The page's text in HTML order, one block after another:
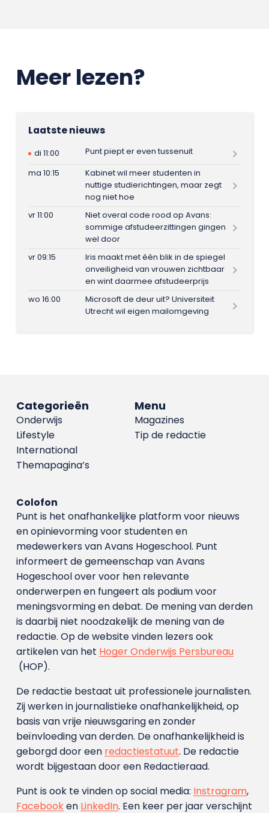
Meer lezen?
Laatste nieuws
di 11:00
Punt piept er even tussenuit
ma 10:15
Kabinet wil meer studenten in
nuttige studierichtingen, maar zegt
nog niet hoe
vr 11:00
Niet overal code rood op Avans:
sommige afstudeerzittingen gingen
wel door
vr 09:15
Iris maakt met één blik in de spiegel
onveiligheid van vrouwen zichtbaar
en wint daarmee afstudeerprijs
wo 16:00
Microsoft de deur uit? Universiteit
Utrecht wil eigen mailomgeving
Menu
Magazines
Tip de redactie
Categorieën
Onderwijs
Lifestyle
International
Themapagina’s
Colofon
Punt is het onafhankelijke platform voor nieuws
en opinievorming voor studenten en
medewerkers van Avans Hoge­school. Punt
informeert de gemeenschap van Avans
Hogeschool over voor hen relevante
onderwerpen en fungeert als podium voor
meningsvorming en debat. De mening van derden
is daarbij niet noodzakelijk de mening van de
redactie. Op de website vinden lezers ook
artikelen van het Hoger Onderwijs Persbureau
(HOP).
De redactie bestaat uit professionele journalisten.
Zij werken in journalistieke onafhankelijkheid, op
basis van vrije nieuwsgaring en zonder
beïnvloeding van derden. De onafhankelijkheid is
geborgd door een redactiestatuut. De redactie
wordt bijgestaan door een Redactieraad.
Punt is ook te vinden op social media: Instragram,
Facebooken LinkedIn. Een keer per jaar verschijnt